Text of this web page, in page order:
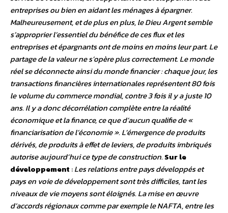
entreprises ou bien en aidant les ménages à épargner.
Malheureusement, et de plus en plus, le Dieu Argent semble
s’approprier l’essentiel du bénéfice de ces flux et les
entreprises et épargnants ont de moins en moins leur part. Le
partage de la valeur ne s’opère plus correctement. Le monde
réel se déconnecte ainsi du monde financier : chaque jour, les
transactions financières internationales représentent 80 fois
le volume du commerce mondial, contre 3 fois il y a juste 10
ans. Il y a donc décorrélation complète entre la réalité
économique et la finance, ce que d’aucun qualifie de «
financiarisation de l’économie ». L’émergence de produits
dérivés, de produits à effet de leviers, de produits imbriqués
autorise aujourd’hui ce type de construction.Sur le
développement :Les relations entre pays développés et
pays en voie de développement sont très difficiles, tant les
niveaux de vie moyens sont éloignés. La mise en œuvre
d’accords régionaux comme par exemple le NAFTA, entre les